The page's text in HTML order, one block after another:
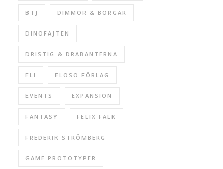
BTJ DIMMOR & BORGAR
DINOFAJTEN
DRISTIG & DRABANTERNA
ELI ELOSO FÖRLAG
EVENTS EXPANSION
FANTASY FELIX FALK
FREDERIK STRÖMBERG
GAME PROTOTYPER